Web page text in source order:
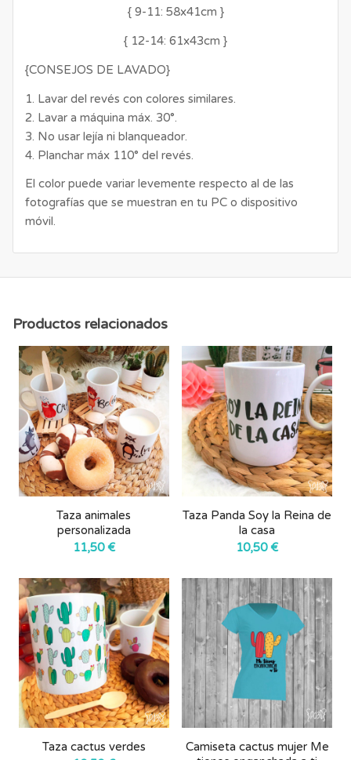
{ 9-11: 58x41cm }
{ 12-14: 61x43cm }
{CONSEJOS DE LAVADO}
1. Lavar del revés con colores similares.
2. Lavar a máquina máx. 30°.
3. No usar lejía ni blanqueador.
4. Planchar máx 110° del revés.
El color puede variar levemente respecto al de las
fotografías que se muestran en tu PC o dispositivo
móvil.
Productos relacionados
Taza animales
personalizada
11,50€
Taza Panda Soy la Reina de
la casa
10,50€
Taza cactus verdes
Camiseta cactus mujer Me